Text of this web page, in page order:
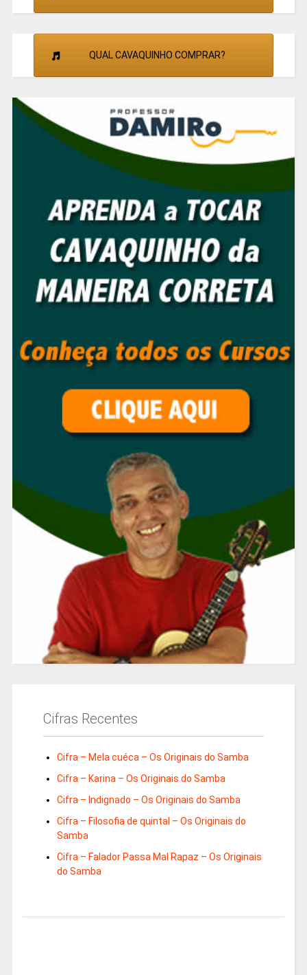
QUAL CAVAQUINHO COMPRAR?
Cifras Recentes
Cifra – Mela cuéca – Os Originais do Samba
Cifra – Karina – Os Originais do Samba
Cifra – Indignado – Os Originais do Samba
Cifra – Filosofia de quintal – Os Originais do
Samba
Cifra – Falador Passa Mal Rapaz – Os Originais
do Samba